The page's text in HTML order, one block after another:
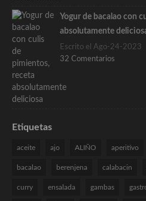
Yogur de bacalao con
absolutamente
Escrito el Ago-24-2023
32 Comentarios
Etiquetas
aceite ajo ALIÑO aperitivo
bacalao berenjena calabacin
curry ensalada gambas